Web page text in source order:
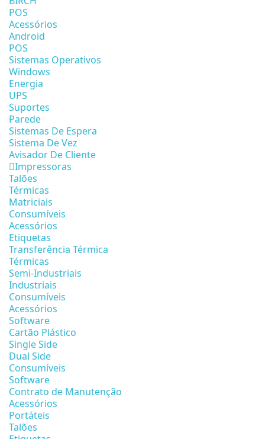
POS
Acessórios
Android
POS
Sistemas Operativos
Windows
Energia
UPS
Suportes
Parede
Sistemas De Espera
Sistema De Vez
Avisador De Cliente
Impressoras
Talões
Térmicas
Matriciais
Consumíveis
Acessórios
Etiquetas
Transferência Térmica
Térmicas
Semi-Industriais
Industriais
Consumíveis
Acessórios
Software
Cartão Plástico
Single Side
Dual Side
Consumíveis
Software
Contrato de Manutenção
Acessórios
Portáteis
Talões